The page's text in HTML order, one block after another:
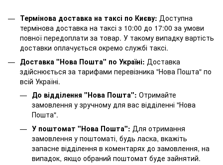
Термінова доставка на таксі по Києву: Доступна
термінова доставка на таксі з 10:00 до 17:00 за умови
повної передоплати за товар. У такому випадку вартість
доставки оплачується окремо службі таксі.
Доставка "Нова Пошта" по Україні: Доставка
здійснюється за тарифами перевізника "Нова Пошта" по
всій Україні.
До відділення "Нова Пошта": Отримайте
замовлення у зручному для вас відділенні "Нова
Пошта".
У поштомат "Нова Пошта": Для отримання
замовлення у поштоматі, будь ласка, вкажіть
запасне відділення в коментарях до замовлення, на
випадок, якщо обраний поштомат буде зайнятий.